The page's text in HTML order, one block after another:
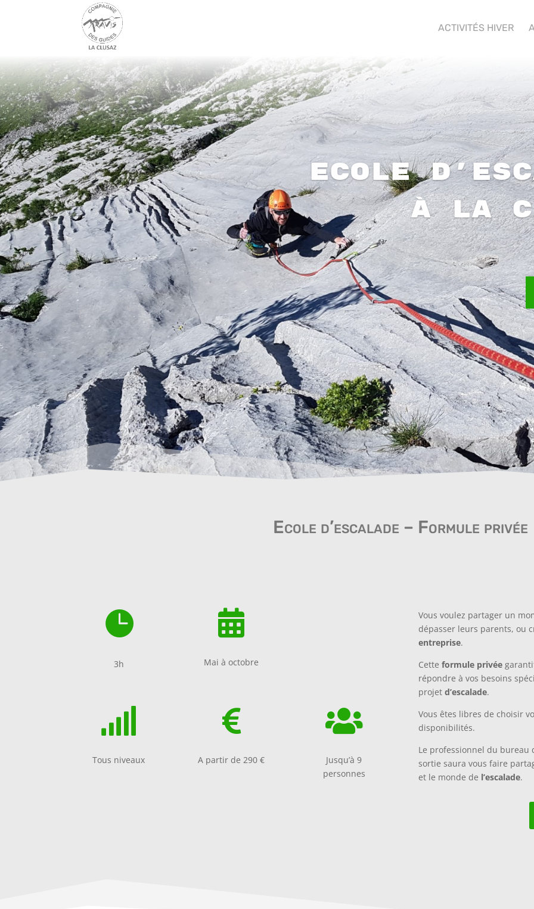
ACTIVITÉS HIVER
Ecole
à La
Ecole d’escalade – Formule privée

3h

Mai à octobre

Tous niveaux

A partir de 290 €

Jusqu’à 9
personnes
Vous voulez partager un
dépasser leurs parents, ou
entreprise.
Cette formule privée
répondre à vos besoins
projet d’escalade.
Vous êtes libres de choisir
disponibilités.
Le professionnel du bureau
sortie saura vous faire
et le monde de l’escalade.